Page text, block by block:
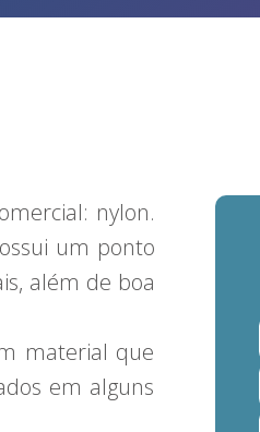
nylon.
um ponto
além de boa
material que
em alguns